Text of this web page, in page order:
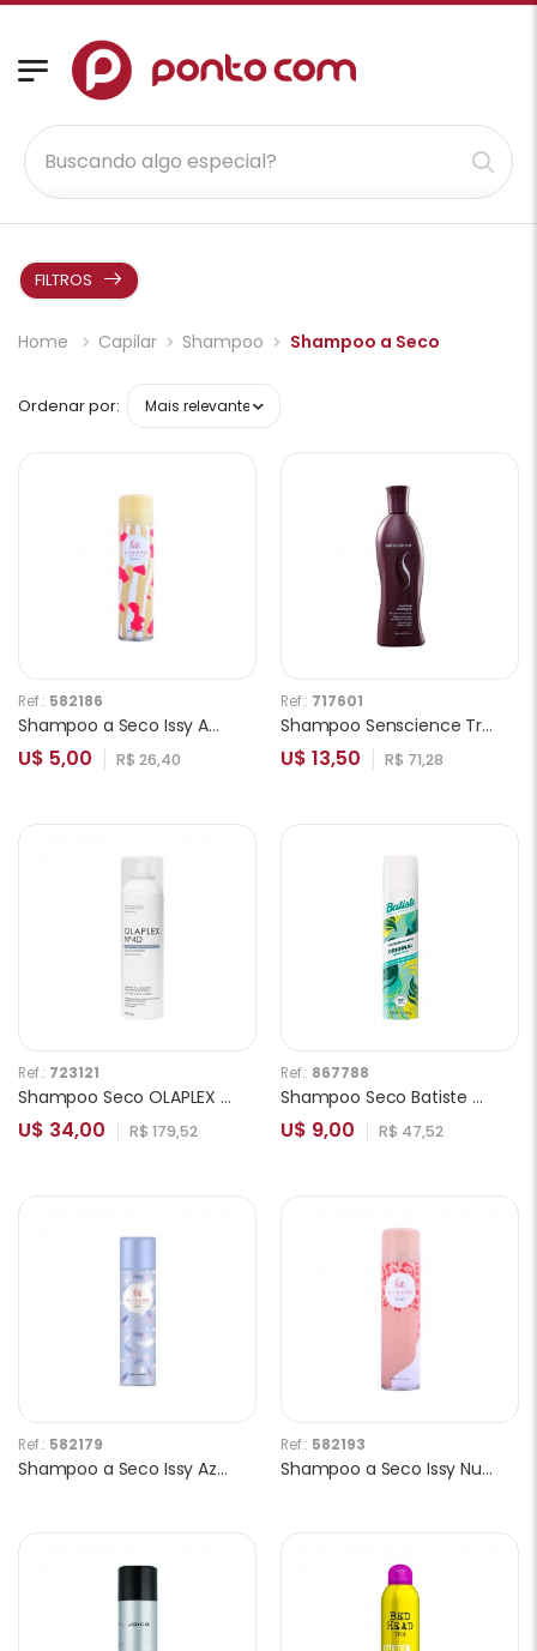
FILTROS
Home Capilar Shampoo Shampoo a Seco
Ordenar por:
Ref.: 582186
Shampoo a Seco Issy Amarelo 150ml
U$ 5,00 R$ 26,40
Ref.: 717601
Shampoo Senscience True Hue 300ml
U$ 13,50 R$ 71,28
Ref.: 723121
Shampoo Seco OLAPLEX Clean Volume Detox No. 4D 250ml
U$ 34,00 R$ 179,52
Ref.: 867788
Shampoo Seco Batiste Original 200ml
U$ 9,00 R$ 47,52
Ref.: 582179
Shampoo a Seco Issy Azul 150ml
Ref.: 582193
Shampoo a Seco Issy Nude 150ml